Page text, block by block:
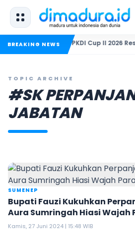
BREAKING NEWSPKDI Cup II 2026 Resmi
TOPIC ARCHIVE
#SK
JABATAN
SUMENEP
Bupati Fauzi Kukuhkan
Aura Sumringah Hiasi Wajah
Sumenep
Kamis, 27 Juni 2024 | 15:48 WIB